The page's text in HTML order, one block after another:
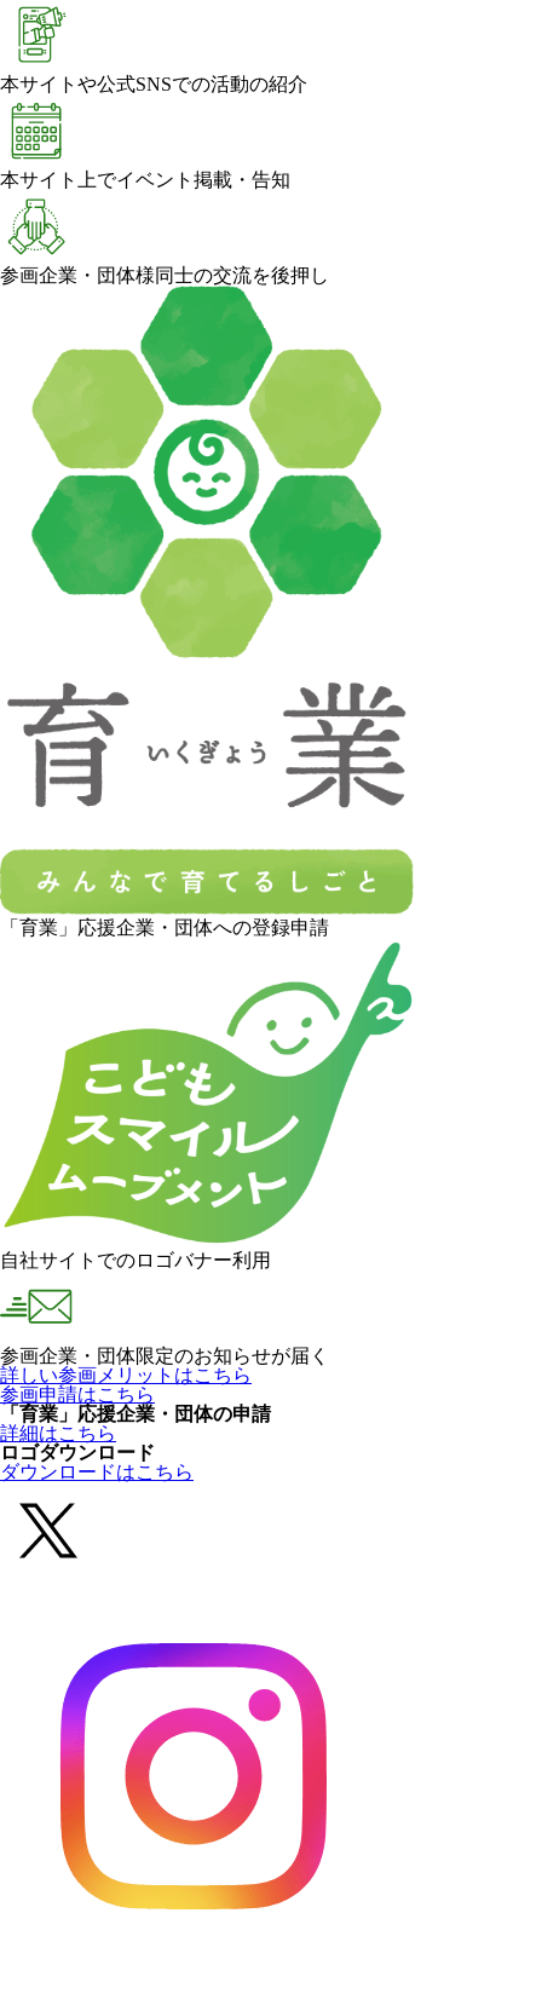
本サイトや公式SNSでの活動の紹介
本サイト上でイベント掲載・告知
参画企業・団体様同士の交流を後押し
「育業」応援企業・団体への登録申請
自社サイトでのロゴバナー利用
参画企業・団体限定のお知らせが届く
詳しい参画メリットはこちら
参画申請はこちら
「育業」応援企業・団体の申請
詳細はこちら
ロゴダウンロード
ダウンロードはこちら